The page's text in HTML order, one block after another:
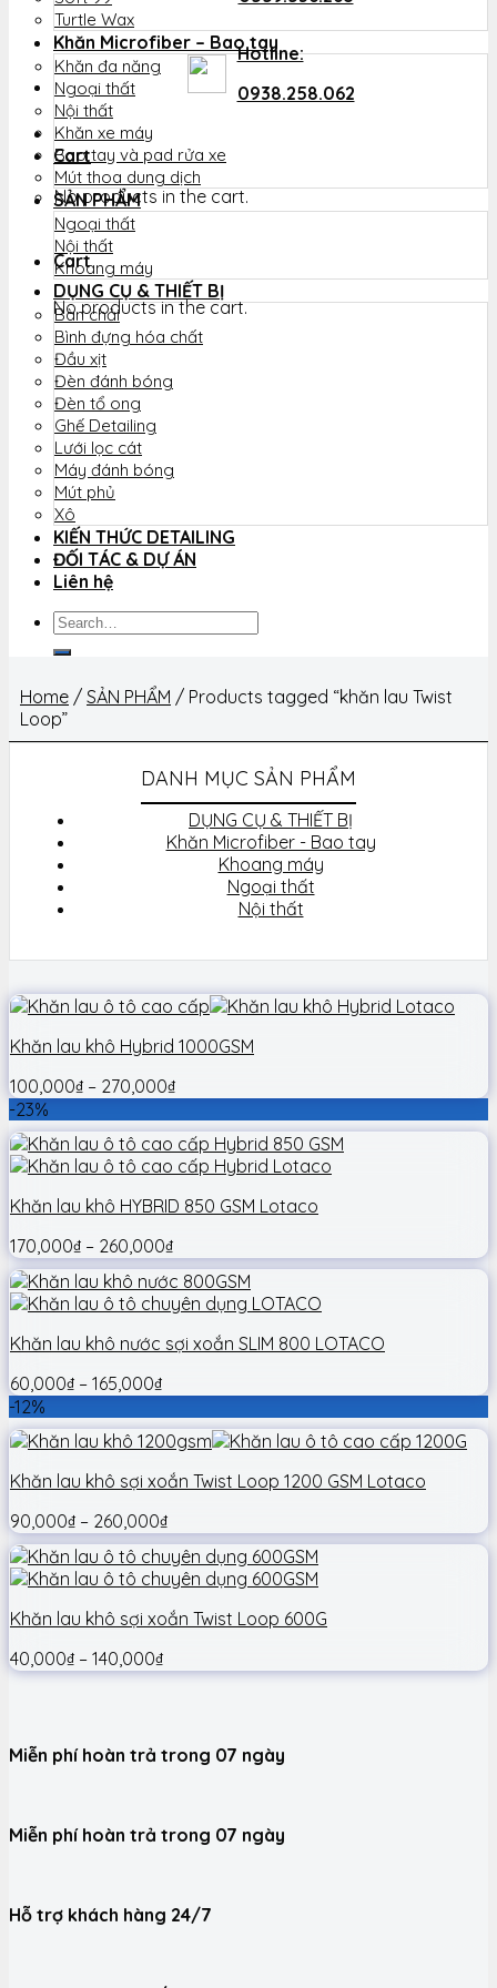
Hotline:
0938.258.062
Cart
No products in the cart.
Cart
No products in the cart.
Turtle Wax
Khăn Microfiber – Bao tay
Khăn đa năng
Ngoại thất
Nội thất
Khăn xe máy
Bao tay và pad rửa xe
Mút thoa dung dịch
SẢN PHẨM
Ngoại thất
Nội thất
Khoang máy
DỤNG CỤ & THIẾT BỊ
Bàn chải
Bình đựng hóa chất
Đầu xịt
Đèn đánh bóng
Đèn tổ ong
Ghế Detailing
Lưới lọc cát
Máy đánh bóng
Mút phủ
Xô
KIẾN THỨC DETAILING
ĐỐI TÁC & DỰ ÁN
Liên hệ
Search
Home / SẢN PHẨM / Products tagged “khăn lau Twist
Loop”
DANH MỤC SẢN PHẨM
DỤNG CỤ & THIẾT BỊ
Khăn Microfiber - Bao tay
Khoang máy
Ngoại thất
Nội thất
Khăn lau khô Hybrid 1000GSM
100,000₫ – 270,000₫
-23%
Khăn lau khô HYBRID 850 GSM Lotaco
170,000₫ – 260,000₫
Khăn lau khô nước sợi xoắn SLIM 800 LOTACO
60,000₫ – 165,000₫
-12%
Khăn lau khô sợi xoắn Twist Loop 1200 GSM Lotaco
90,000₫ – 260,000₫
Khăn lau khô sợi xoắn Twist Loop 600G
40,000₫ – 140,000₫
Miễn phí hoàn trả trong 07 ngày
Miễn phí hoàn trả trong 07 ngày
Hỗ trợ khách hàng 24/7